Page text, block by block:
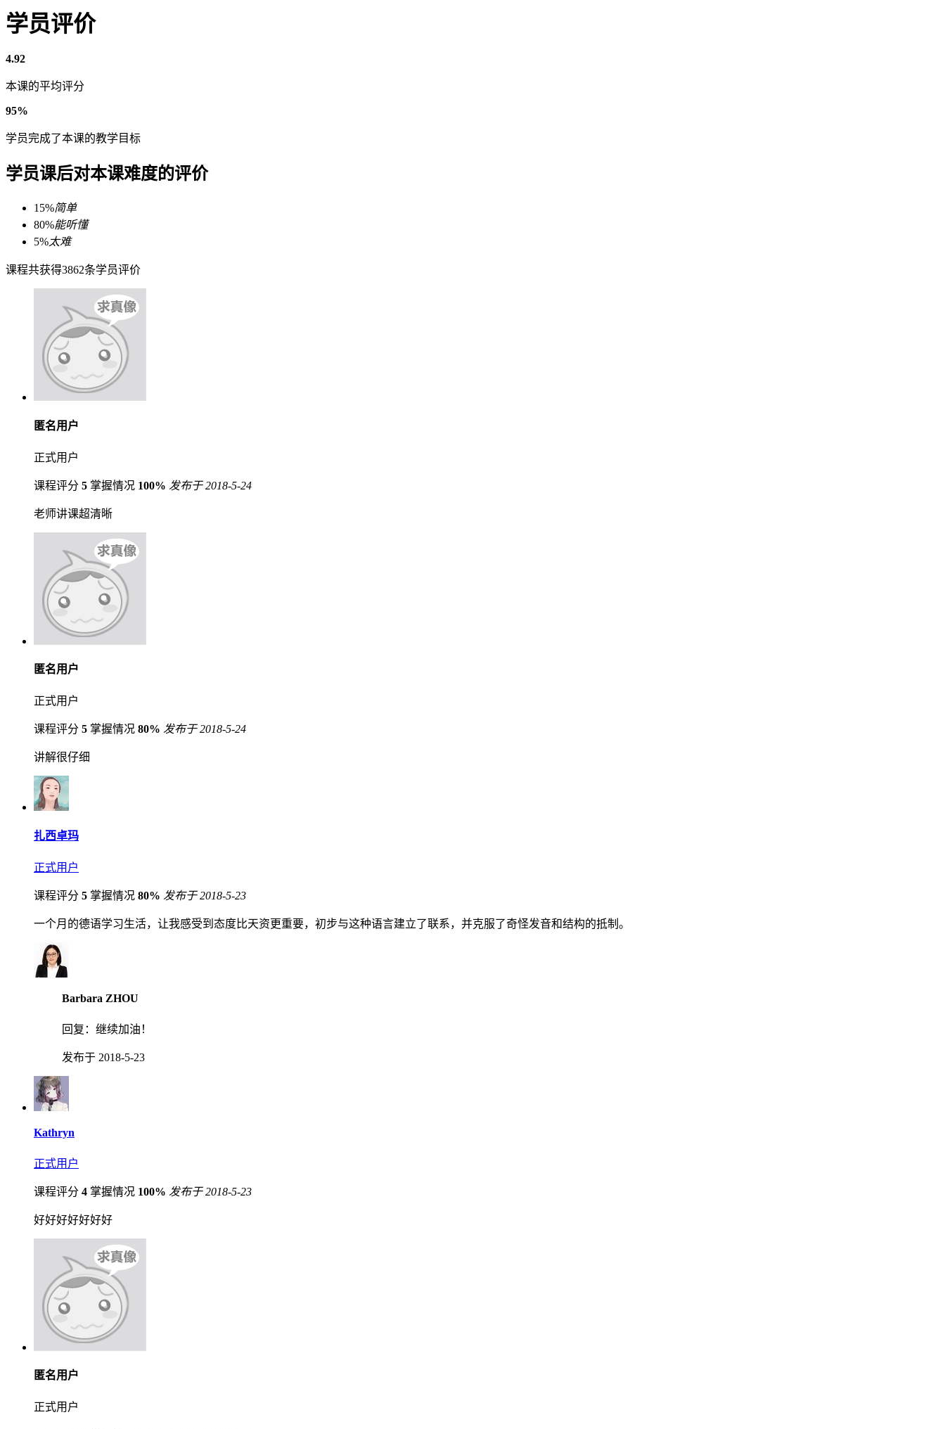
学员评价
4.92
本课的平均评分
95%
学员完成了本课的教学目标
学员课后对本课难度的评价
15%简单
80%能听懂
5%太难
课程共获得3862条学员评价
匿名用户
正式用户
课程评分 5 掌握情况 100% 发布于 2018-5-24
老师讲课超清晰
匿名用户
正式用户
课程评分 5 掌握情况 80% 发布于 2018-5-24
讲解很仔细
扎西卓玛
正式用户
课程评分 5 掌握情况 80% 发布于 2018-5-23
一个月的德语学习生活，让我感受到态度比天资更重要，初步与这种语言建立了联系，并克服了奇怪发音和结构的抵制。
Barbara ZHOU
回复： 继续加油！
发布于 2018-5-23
Kathryn
正式用户
课程评分 4 掌握情况 100% 发布于 2018-5-23
好好好好好好好
匿名用户
正式用户